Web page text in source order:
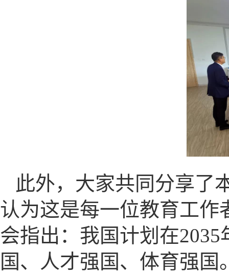
此外，大家共同分享了
认为这是每一位教育工作
会指出：我国计划在
国、人才强国、体育强